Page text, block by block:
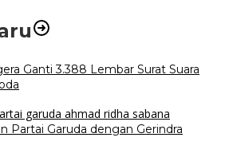
Ganti 3.388 Lembar Surat Suara
Partai Garuda dengan Gerindra